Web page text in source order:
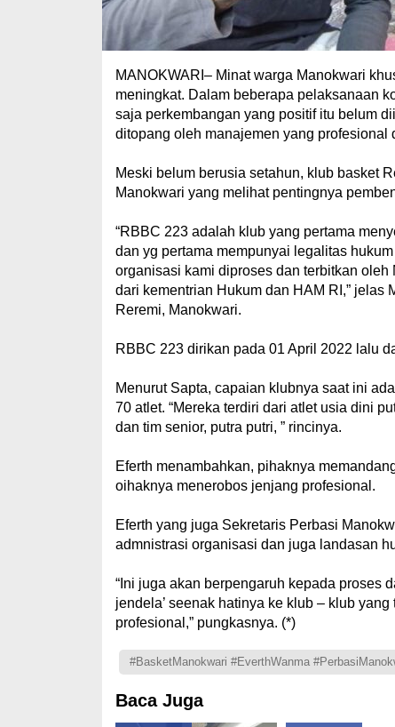
MANOKWARI– Minat warga Manokwari
meningkat. Dalam beberapa pelaksanaan
saja perkembangan yang positif itu belum
ditopang oleh manajemen yang profesional
Meski belum berusia setahun, klub basket
Manokwari yang melihat pentingnya
“RBBC 223 adalah klub yang pertama
dan yg pertama mempunyai legalitas
organisasi kami diproses dan terbitkan
dari kementrian Hukum dan HAM RI,” jelas
Reremi, Manokwari.
RBBC 223 dirikan pada 01 April 2022 lalu
Menurut Sapta, capaian klubnya saat ini
70 atlet. “Mereka terdiri dari atlet usia dini
dan tim senior, putra putri, ” rincinya.
Eferth menambahkan, pihaknya
oihaknya menerobos jenjang profesional.
Eferth yang juga Sekretaris Perbasi
admnistrasi organisasi dan juga landasan
“Ini juga akan berpengaruh kepada proses
jendela’ seenak hatinya ke klub – klub
profesional,” pungkasnya. (*)
#BasketManokwari #EverthWanma
Baca Juga